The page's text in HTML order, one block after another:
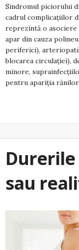
Sindromul piciorului
cadrul complicațiilor
reprezintă o asociere
apar din cauza
periferici),
blocarea circulației),
minore,
pentru apariția
sau